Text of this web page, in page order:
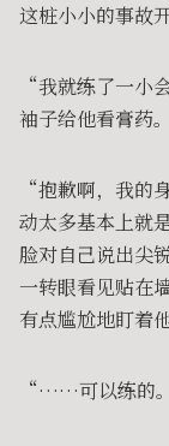
这桩小小的事故
“我就练了一小
袖子给他看膏药。
“抱歉啊，我的
动太多基本上就
脸对自己说出尖
一转眼看见贴在
有点尴尬地盯着
“……可以练的